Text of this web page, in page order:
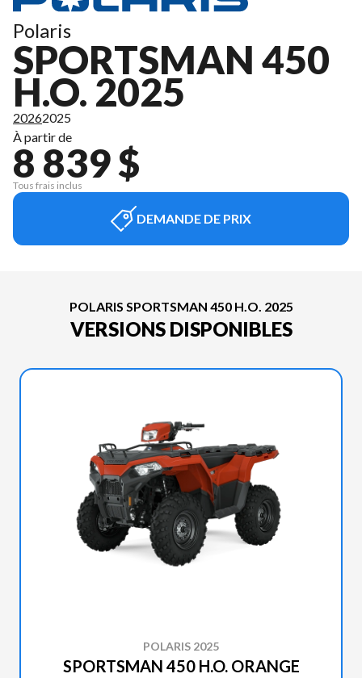
Polaris
SPORTSMAN 450
H.O. 2025
20262025
À partir de
8 839 $
Tous frais inclus
DEMANDE DE PRIX
POLARIS SPORTSMAN 450 H.O. 2025
VERSIONS DISPONIBLES
POLARIS 2025
SPORTSMAN 450 H.O. ORANGE